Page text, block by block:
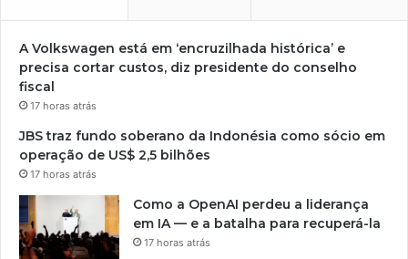
A Volkswagen está em ‘encruzilhada histórica’ e
precisa cortar custos, diz presidente do conselho
fiscal
17 horas atrás
JBS traz fundo soberano da Indonésia como sócio em
operação de US$ 2,5 bilhões
17 horas atrás
Como a OpenAI perdeu a liderança
em IA — e a batalha para recuperá-la
17 horas atrás